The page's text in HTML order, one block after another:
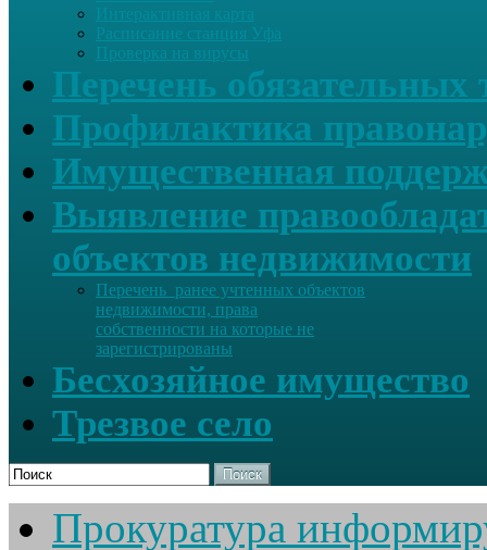
Интерактивная карта
Расписание станция Уфа
Проверка на вирусы
Перечень обязательных
Профилактика
Имущественная
Выявление
объектов недвижимости
Перечень ранее учтенных объектов
недвижимости, права
собственности на которые не
зарегистрированы
Бесхозяйное имущество
Трезвое село
Поиск
Прокуратура